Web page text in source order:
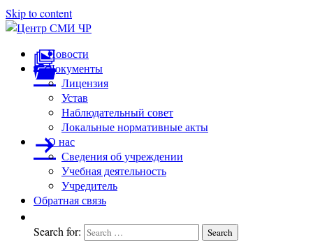
Skip to content
Центр
СМИ
подготовка
переподготовка
работников
Новости
Документы
Лицензия
Устав
Наблюдательный совет
Локальные нормативные акты
О нас
Сведения об учреждении
Учебная деятельность
Учредитель
Обратная связь
Search for: Search